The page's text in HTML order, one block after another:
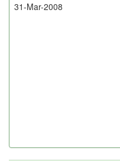
31-Mar-2008